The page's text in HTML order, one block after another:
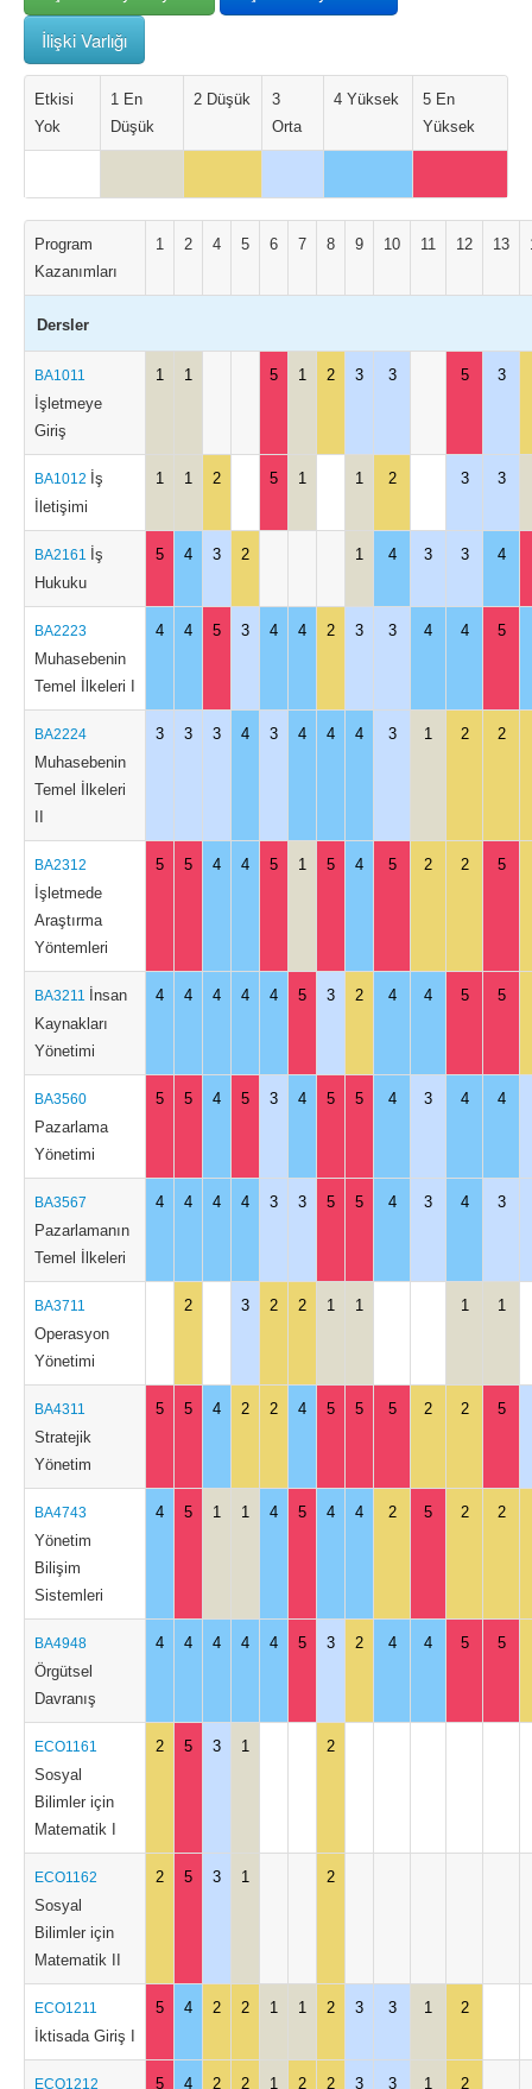
İlişki Varlığı
Etkisi
Yok
1 En
Düşük
2 Düşük
3
Orta
4 Yüksek
5 En
Yüksek
Program
Kazanımları
1 2 4 5 6 7 8 9 10 11 12 13
Dersler
BA1011
İşletmeye
Giriş
1 1 5 1 2 3 3 5 3
BA1012 İş
İletişimi
1 1 2 5 1 1 2 3 3
BA2161 İş
Hukuku
5 4 3 2 1 4 3 3 4
BA2223
Muhasebenin
Temel İlkeleri I
4 4 5 3 4 4 2 3 3 4 4 5
BA2224
Muhasebenin
Temel İlkeleri
3 3 3 4 3 4 4 4 3 1 2 2
BA2312
İşletmede
Araştırma
Yöntemleri
5 5 4 4 5 1 5 4 5 2 2 5
BA3211
İnsan
Kaynakları
Yönetimi
4 4 4 4 4 5 3 2 4 4 5 5
BA3560
Pazarlama
Yönetimi
5 5 4 5 3 4 5 5 4 3 4 4
BA3567
Pazarlamanın
Temel İlkeleri
4 4 4 4 3 3 5 5 4 3 4 3
BA3711
Operasyon
Yönetimi
2 3 2 2 1 1 1 1
BA4311
Stratejik
Yönetim
5 5 4 2 2 4 5 5 5 2 2 5
BA4743
Yönetim
Bilişim
Sistemleri
4 5 1 1 4 5 4 4 2 5 2 2
BA4948
Örgütsel
Davranış
4 4 4 4 4 5 3 2 4 4 5 5
ECO1161
Sosyal
Bilimler için
Matematik I
2 5 3 1 2
ECO1162
Sosyal
Bilimler için
Matematik II
2 5 3 1 2
ECO1211
İktisada Giriş I
5 4 2 2 1 1 2 3 3 1 2
ECO1212 5 4 2 2 1 2 2 3 3 1 2